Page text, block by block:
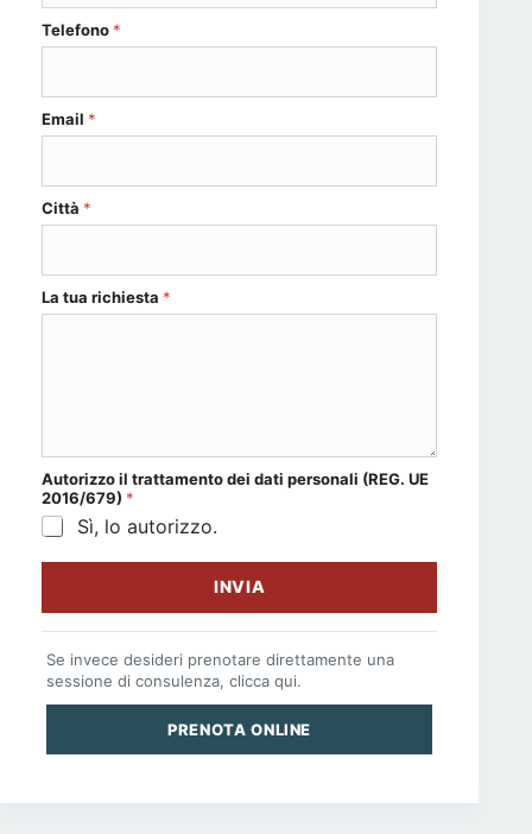
Telefono *
Email *
Città *
La tua richiesta *
Autorizzo il trattamento dei dati personali (REG. UE
2016/679) *
Sì, lo autorizzo.
INVIA
Se invece desideri prenotare direttamente una
sessione di consulenza, clicca qui.
PRENOTA ONLINE